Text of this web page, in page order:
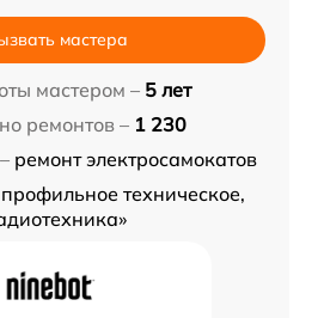
мастера
мастером – 5 лет
ремонтов – 1 230
ремонт электросамокатов
профильное техническое,